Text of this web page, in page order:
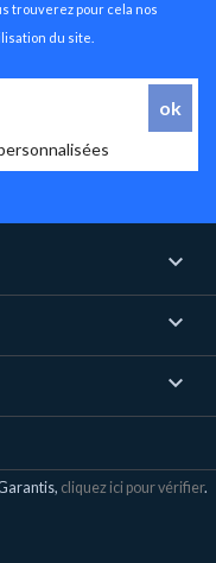
trouverez pour cela nos
du site.



cliquez ici pour vérifier.